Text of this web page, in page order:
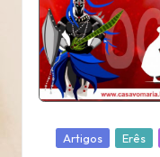
Posted
Artigos Erês